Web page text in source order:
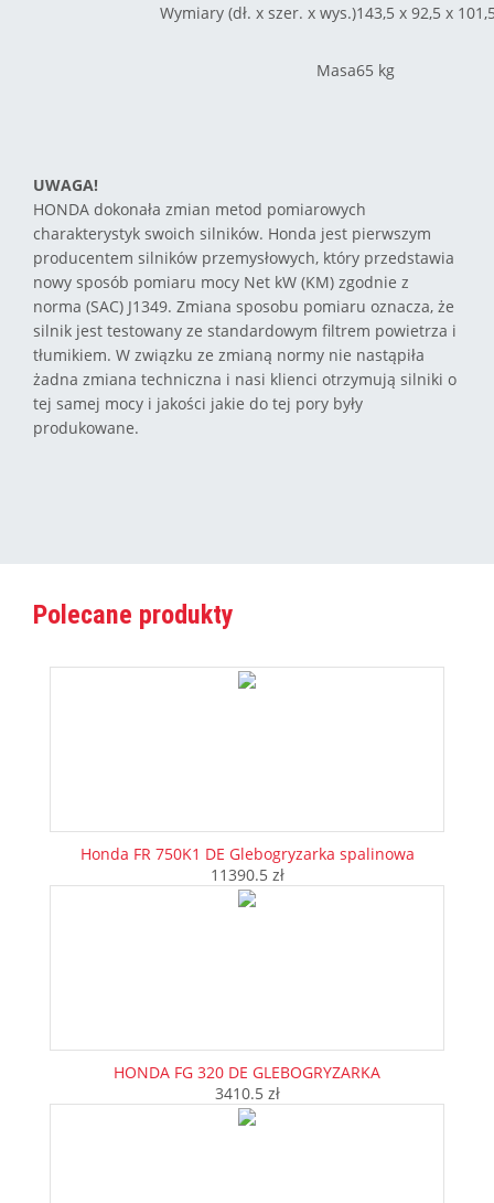
Wymiary (dł. x szer. x wys.)143,5 x 92,5 x
Masa65 kg
UWAGA!
HONDA dokonała zmian metod pomiarowych
charakterystyk swoich silników. Honda jest pierwszym
producentem silników przemysłowych, który przedstawia
nowy sposób pomiaru mocy Net kW (KM) zgodnie z
norma (SAC) J1349. Zmiana sposobu pomiaru oznacza, że
silnik jest testowany ze standardowym filtrem powietrza i
tłumikiem. W związku ze zmianą normy nie nastąpiła
żadna zmiana techniczna i nasi klienci otrzymują silniki o
tej samej mocy i jakości jakie do tej pory były
produkowane.
Polecane produkty
Honda FR 750K1 DE Glebogryzarka spalinowa
11390.5 zł
HONDA FG 320 DE GLEBOGRYZARKA
3410.5 zł